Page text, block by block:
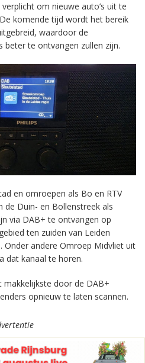
om nieuwe auto’s uit te
komende tijd wordt het bereik
waardoor de
beter te ontvangen zullen zijn.
en omroepen als Bo en RTV
de Duin- en Bollenstreek als
via DAB+ te ontvangen op
ten zuiden van Leiden
Onder andere Omroep Midvliet uit
dat kanaal te horen.
makkelijkste door de DAB+
opnieuw te laten scannen.